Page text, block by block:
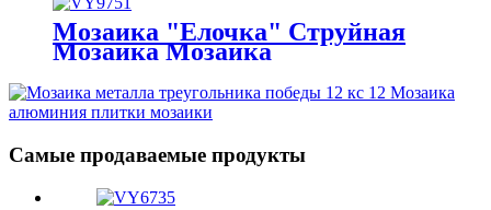
Волнистая Стеклянная
Мозаика Украшение Дома
Настенная Плитка Ванная
Комната Арка Стеклянная
Мозаика
Мозаика "Елочка" Струйная
Мозаика Мозаика
Проект Мозаики
Древнегреческая Мозаика
Настенное Искусство
Самые продаваемые продукты